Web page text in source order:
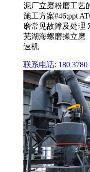
泥厂立磨粉磨工艺
施工方案#46;ppt
磨常见故障及处理
芜湖海螺磨操立磨
速机
联系电话: 180 3780